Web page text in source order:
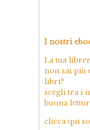
I nostri
La tua
non sai più
libri?
scegli tra i
buona
clicca qui